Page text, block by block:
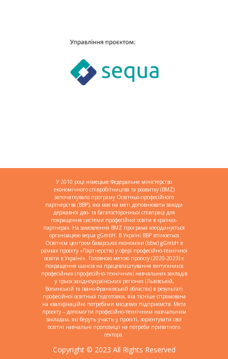
У 2010 році німецьке Федеральне міністерство
економічного співробітництва та розвитку (BMZ)
започаткувало програму Освітньо-професійного
партнерства (BBP), яка має на меті доповнювати заходи
державної дво- та багатосторонньої співпраці для
покращення системи професійної освіти в країнах-
партнерах. На замовлення BMZ програма координується
організацією sequa gGmbH. В Україні BBP втілюється
Освітнім центром баварської економіки (bbw) gGmbH в
рамках проєкту «Партнерство у сфері професійно-технічної
освіти в Україні». Головною метою проєкту (2020-2023) є
покращення шансів на працевлаштування випускників
професійних (професійно-технічних) навчальних закладів
у трьох західноукраїнських регіонах (Львівській,
Волинській та Івано-Франківській областях) в результаті
професійної освітньої підготовки, яка тісніше спрямована
на кваліфікаційні потребами місцевих підприємств. Мета
проєкту – допомогти професійно-технічним навчальним
закладам, які беруть участь у проєкті, зорієнтувати свої
освітні навчальні пропозиції на потреби приватного
сектора.
Copyright © 2023 All Rights Reserved